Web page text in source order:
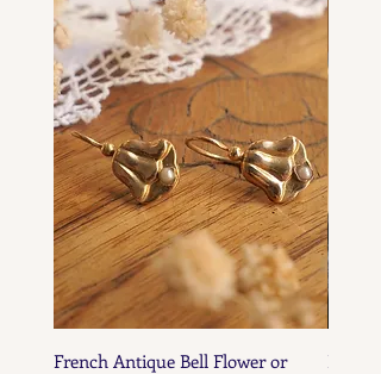
French Antique Bell Flower or